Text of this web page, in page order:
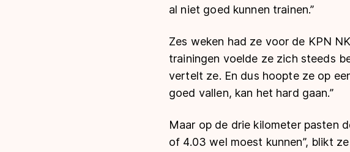
al niet goed kunnen trainen.”
Zes weken had ze voor de KPN
trainingen voelde ze zich steeds
vertelt ze. En dus hoopte ze op
goed vallen, kan het hard gaan.”
Maar op de drie kilometer pasten
of 4.03 wel moest kunnen”, blikt